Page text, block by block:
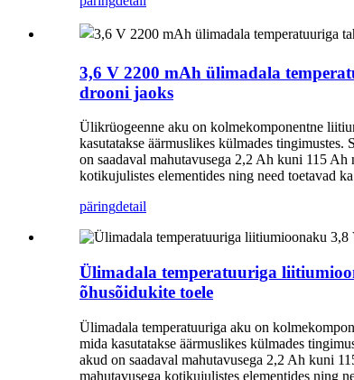
3,6 V 2200 mAh ülimadala
drooni jaoks
Ülikrüogeenne aku on kolmekomponentne
kasutatakse äärmuslikes külmades
on saadaval mahutavusega 2,2 Ah kuni 115
kotikujulistes elementides ning need toetavad
päringdetail
Ülimadala temperatuuriga
õhusõidukite toele
Ülimadala temperatuuriga aku on
mida kasutatakse äärmuslikes külmades
akud on saadaval mahutavusega 2,2 Ah kuni
mahutavusega kotikujulistes elementides ning